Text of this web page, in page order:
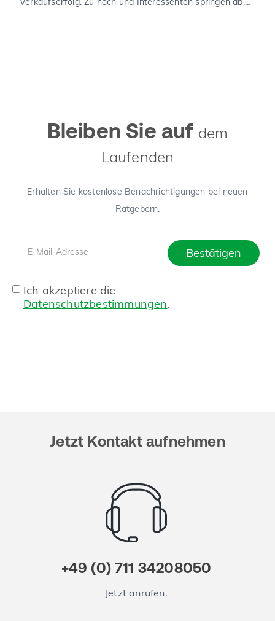
Bleiben Sie auf dem
Laufenden
Erhalten Sie kostenlose Benachrichtigungen bei neuen
Ratgebern.
Ich akzeptiere die
Datenschutzbestimmungen.
Jetzt Kontakt aufnehmen
+49 (0) 711 34208050
Jetzt anrufen.